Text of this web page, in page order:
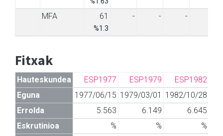
MFA 61
%1.3
- - -
Fitxak
Hauteskundea ESP1977 ESP1979 ESP1982
Eguna
1977/06/15 1979/03/01 1982/10/28
Errolda
5.563 6.149
6.645
Eskrutinioa
% %
%